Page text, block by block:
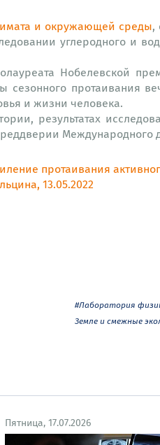
и окружающей среды,
углеродного и
Нобелевской
сезонного протаивания
и жизни человека.
результатах
Международного
протаивания
13.05.2022
#Лаборатория
Земле и смежные
Пятница, 17.07.2026